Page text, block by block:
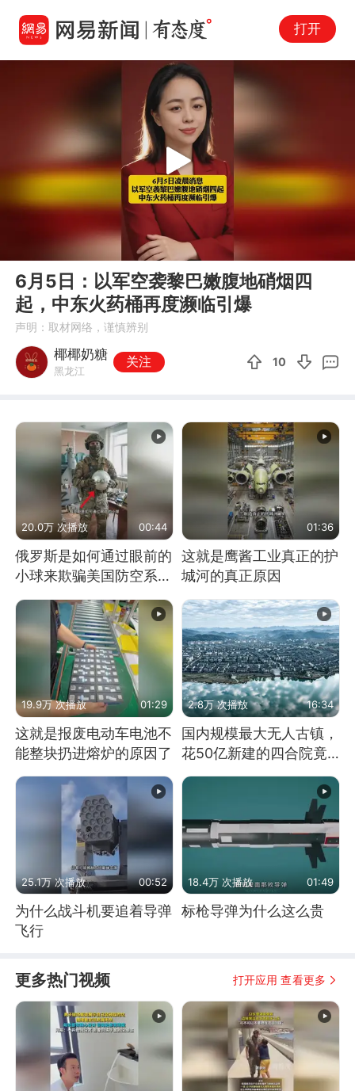
打开
Play
6月5日：以军空袭黎巴嫩腹地硝烟四
起，中东火药桶再度濒临引爆
声明：取材网络，谨慎辨别
椰椰奶糖
黑龙江
关注 10
20.0万 次播放 00:44
俄罗斯是如何通过眼前的
小球来欺骗美国防空系统
01:36
这就是鹰酱工业真正的护
城河的真正原因
19.9万 次播放 01:29
这就是报废电动车电池不
能整块扔进熔炉的原因了
2.8万 次播放 16:34
国内规模最大无人古镇，
花50亿新建的四合院竟
没人住，发生了啥
25.1万 次播放 00:52
为什么战斗机要追着导弹
飞行
18.4万 次播放 01:49
标枪导弹为什么这么贵
更多热门视频 打开应用 查看更多